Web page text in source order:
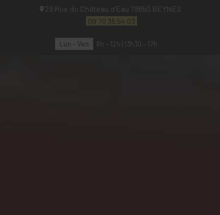
29 Rue du Château d'Eau 78650 BEYNES
09 70 35 54 03
Lun - Ven 8h – 12h | 13h30 – 17h